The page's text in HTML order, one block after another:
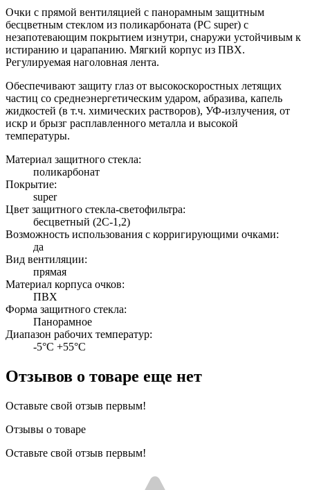
Очки с прямой вентиляцией с панорамным защитным
бесцветным стеклом из поликарбоната (РС super) с
незапотевающим покрытием изнутри, снаружи устойчивым к
истиранию и царапанию. Мягкий корпус из ПВХ.
Регулируемая наголовная лента.
Обеспечивают защиту глаз от высокоскоростных летящих
частиц со среднеэнергетическим ударом, абразива, капель
жидкостей (в т.ч. химических растворов), УФ-излучения, от
искр и брызг расплавленного металла и высокой
температуры.
Материал защитного стекла:
поликарбонат
Покрытие:
super
Цвет защитного стекла-светофильтра:
бесцветный (2С-1,2)
Возможность использования с корригирующими очками:
да
Вид вентиляции:
прямая
Материал корпуса очков:
ПВХ
Форма защитного стекла:
Панорамное
Диапазон рабочих температур:
-5°C +55°C
Отзывов о товаре еще нет
Оставьте свой отзыв первым!
Отзывы о товаре
Оставьте свой отзыв первым!